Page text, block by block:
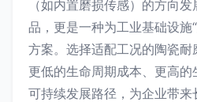
（如内置磨损传感）的方向
品，更是一种为工业基础设施
方案。选择适配工况的陶瓷耐
更低的生命周期成本、更高
可持续发展路径，为企业带